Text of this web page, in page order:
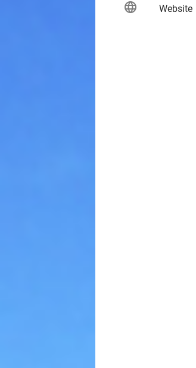
language Website